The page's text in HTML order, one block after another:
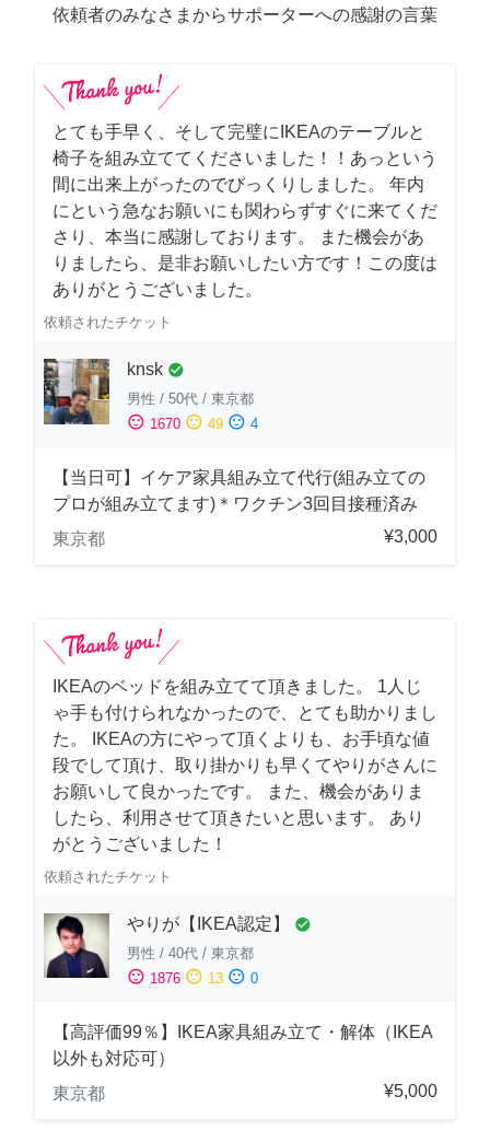
依頼者のみなさまからサポーターへの感謝の言葉
とても手早く、そして完璧にIKEAのテーブルと
椅子を組み立ててくださいました！！あっという
間に出来上がったのでびっくりしました。 年内
にという急なお願いにも関わらずすぐに来てくだ
さり、本当に感謝しております。 また機会があ
りましたら、是非お願いしたい方です！この度は
ありがとうございました。
依頼されたチケット
knsk check_circle
男性 / 50代 / 東京都
sentiment_satisfied 1670 sentiment_neutral 49 sentiment_dissatisfied 4
【当日可】イケア家具組み立て代行(組み立ての
プロが組み立てます)＊ワクチン3回目接種済み
東京都
¥3,000
IKEAのベッドを組み立てて頂きました。 1人じ
ゃ手も付けられなかったので、とても助かりまし
た。 IKEAの方にやって頂くよりも、お手頃な値
段でして頂け、取り掛かりも早くてやりがさんに
お願いして良かったです。 また、機会がありま
したら、利用させて頂きたいと思います。 あり
がとうございました！
依頼されたチケット
やりが【IKEA認定】 check_circle
男性 / 40代 / 東京都
sentiment_satisfied 1876 sentiment_neutral 13 sentiment_dissatisfied 0
【高評価99％】IKEA家具組み立て・解体（IKEA
以外も対応可）
東京都
¥5,000